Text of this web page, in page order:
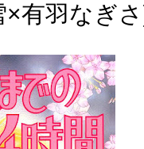
×有羽なぎ